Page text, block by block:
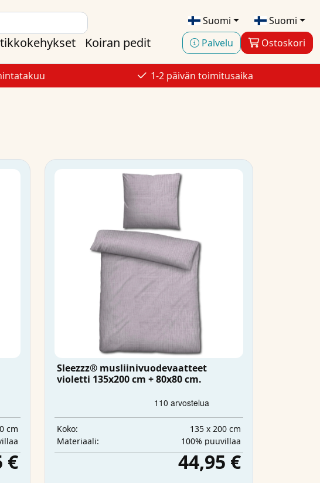
Suomi
Suomi
Palvelu
Ostoskori
Koiran pedit
1-2 päivän toimitusaika
cm
€
Sleezzz® musliinivuodevaatteet
violetti 135x200 cm + 80x80 cm.
Koko:
135 x 200 cm
Materiaali:
100% puuvillaa
44,95 €